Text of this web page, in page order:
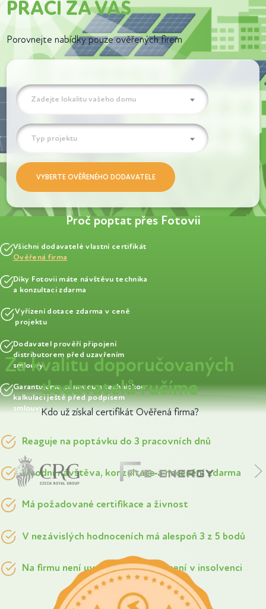
PRÁCI ZA VÁS
Porovnejte nabídky pouze ověřených firem
Zadejte lokalitu vašeho domu
Typ projektu
Proč poptat přes Fotovii
Všichni dodavatelé vlastní certifikát
Ověřená firma
Díky Fotovii máte návštěvu technika
a konzultaci zdarma
Vyřízení dotace zdarma v ceně
projektu
Dodavatel prověří připojení
distributorem před uzavřením
smlouvy
Garantujeme cenovou a technickou
kalkulaci ještě před podpisem
smlouvy
Za kvalitu doporučovaných
dodavatelů ručíme
Kdo už získal certifikát Ověřená firma?
Reaguje na poptávku do 3 pracovních dnů
Úvodní návštěva, konzultace a nacenění zdarma
Má požadované certifikace a živnost
V nezávislých hodnoceních má alespoň 3 z 5 bodů
Na firmu není uvalena exekuce a není v insolvenci